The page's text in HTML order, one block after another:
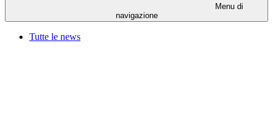
Menu di
navigazione
Tutte le news